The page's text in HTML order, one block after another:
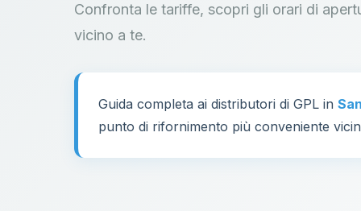
Confronta le tariffe, scopri gli orari di
vicino a te.
Guida completa ai distributori di GPL in
punto di rifornimento più conveniente